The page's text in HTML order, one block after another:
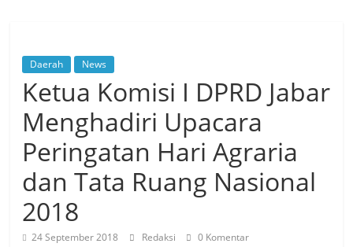
Daerah News
Ketua Komisi I DPRD Jabar
Menghadiri Upacara
Peringatan Hari Agraria
dan Tata Ruang Nasional
2018
24 September 2018 Redaksi 0 Komentar